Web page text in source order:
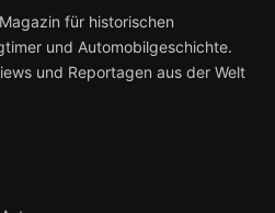
für historischen
und Automobilgeschichte.
und Reportagen aus der Welt